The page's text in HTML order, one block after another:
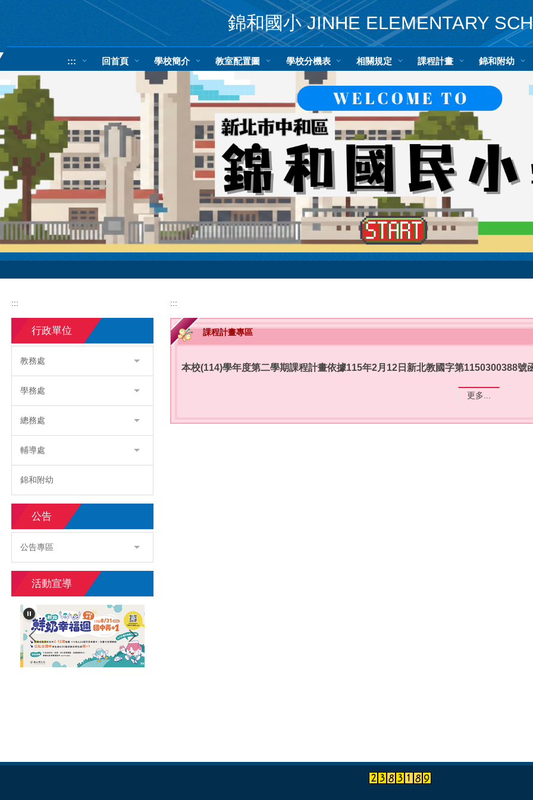
要
容
區
錦和國小 JINHE ELEMENTARY
::: 回首頁 學校簡介 教室配置圖 學校分機表 相關規定 課程計畫 錦和附幼
:::
行政單位
教務處
學務處
總務處
輔導處
錦和附幼
公告
公告專區
活動宣導
:::
課程計畫專區
本校(114)學年度第二學期課程計畫依據115年2月12日新北教國字第1150300388號
更多...